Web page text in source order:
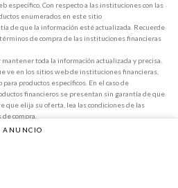
específico. Con respecto a las instituciones con las
enumerados en este sitio
de que la información esté actualizada. Recuerde
de compra de las instituciones financieras
mantener toda la información actualizada y precisa.
ve en los sitios web de instituciones financieras,
productos específicos. En el caso de
financieros se presentan sin garantía de que
que elija su oferta, lea las condiciones de las
compra.
ANUNCIO